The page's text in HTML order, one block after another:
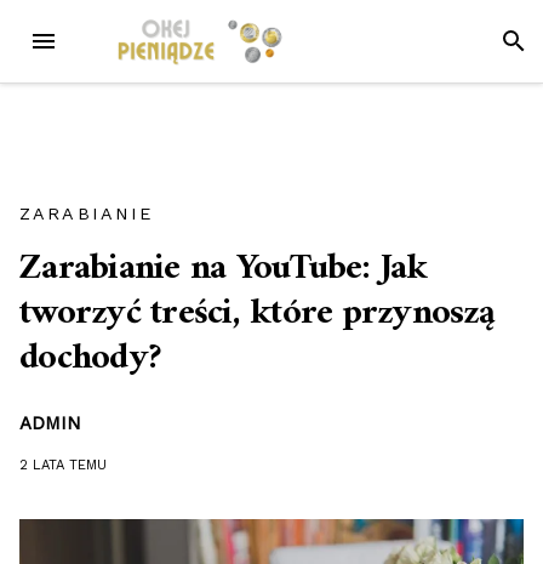
treści
MENU
ZARABIANIE
Zarabianie na YouTube: Jak
tworzyć treści, które przynoszą
dochody?
ADMIN
2 LATA TEMU